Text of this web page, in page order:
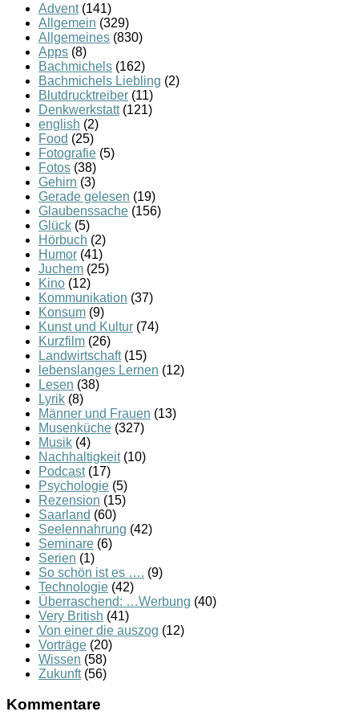
Advent(141)
Allgemein (329)
Allgemeines (830)
Apps (8)
Bachmichels (162)
Bachmichels Liebling (2)
Blutdrucktreiber (11)
Denkwerkstatt(121)
english (2)
Food (25)
Fotografie (5)
Fotos (38)
Gehirn (3)
Gerade gelesen (19)
Glaubenssache (156)
Glück (5)
Hörbuch (2)
Humor (41)
Juchem (25)
Kino (12)
Kommunikation (37)
Konsum (9)
Kunst und Kultur (74)
Kurzfilm (26)
Landwirtschaft(15)
lebenslanges Lernen (12)
Lesen (38)
Lyrik (8)
Männer und Frauen (13)
Musenküche (327)
Musik (4)
Nachhaltigkeit(10)
Podcast(17)
Psychologie (5)
Rezension (15)
Saarland (60)
Seelennahrung (42)
Seminare (6)
Serien (1)
So schön ist es …. (9)
Technologie (42)
Überraschend: …Werbung (40)
Very British (41)
Von einer die auszog (12)
Vorträge (20)
Wissen (58)
Zukunft(56)
Kommentare